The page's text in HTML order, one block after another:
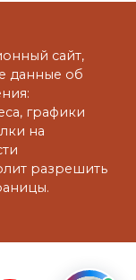
сайт,
данные об
графики
на
разрешить